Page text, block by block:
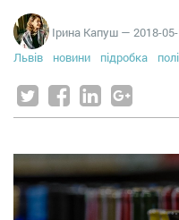
Ірина Капуш — 2018-
Львів
новини підробка